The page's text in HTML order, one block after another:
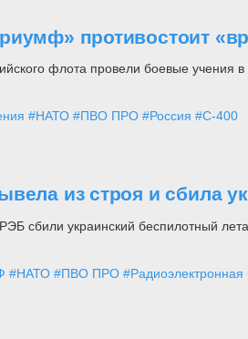
противостоит
флота провели боевые учения в
#НАТО #ПВО ПРО #Россия #С-400
из строя и сбила
сбили украинский беспилотный
#НАТО #ПВО ПРО